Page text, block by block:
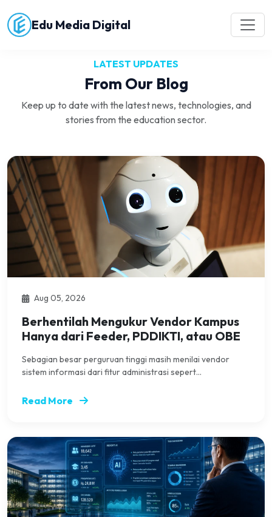
Edu Media Digital
LATEST UPDATES
From Our Blog
Keep up to date with the latest news, technologies, and
stories from the education sector.
Aug 05, 2026
Berhentilah Mengukur Vendor Kampus
Hanya dari Feeder, PDDIKTI, atau OBE
Sebagian besar perguruan tinggi masih menilai vendor
sistem informasi dari fitur administrasi sepert...
Read More